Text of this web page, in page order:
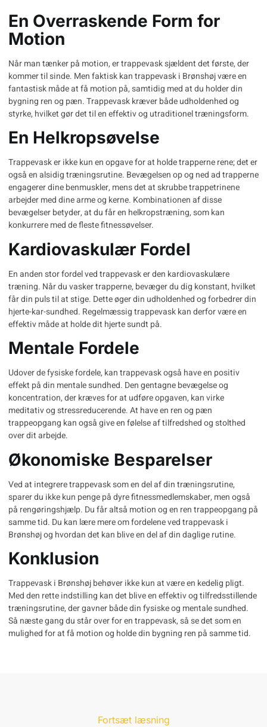
En Overraskende Form for
Motion
Når man tænker på motion, er trappevask sjældent det første, der
kommer til sinde. Men faktisk kantrappevask i Brønshøjvære en
fantastisk måde at få motion på, samtidig med at du holder din
bygning ren og pæn. Trappevask kræver både udholdenhed og
styrke, hvilket gør det til en effektiv og utraditionel træningsform.
En Helkropsøvelse
Trappevask er ikke kun en opgave for at holde trapperne rene; det er
også en alsidig træningsrutine. Bevægelsen op og ned ad trapperne
engagerer dine benmuskler, mens det at skrubbe trappetrinene
arbejder med dine arme og kerne. Kombinationen af disse
bevægelser betyder, at du får en helkropstræning, som kan
konkurrere med de fleste fitnessøvelser.
Kardiovaskulær Fordel
En anden stor fordel ved trappevask er den kardiovaskulære
træning. Når du vasker trapperne, bevæger du dig konstant, hvilket
får din puls til at stige. Dette øger din udholdenhed og forbedrer din
hjerte-kar-sundhed. Regelmæssig trappevask kan derfor være en
effektiv måde at holde dit hjerte sundt på.
Mentale Fordele
Udover de fysiske fordele, kan trappevask også have en positiv
effekt på din mentale sundhed. Den gentagne bevægelse og
koncentration, der kræves for at udføre opgaven, kan virke
meditativ og stressreducerende. At have en ren og pæn
trappeopgang kan også give en følelse af tilfredshed og stolthed
over dit arbejde.
Økonomiske Besparelser
Ved at integrere trappevask som en del af din træningsrutine,
sparer du ikke kun penge på dyre fitnessmedlemskaber, men også
på rengøringshjælp. Du får altså motion og en ren trappeopgang på
samme tid. Du kan lære mere om fordelene vedtrappevask i
Brønshøjog hvordan det kan blive en del af din daglige rutine.
Konklusion
Trappevask i Brønshøj behøver ikke kun at være en kedelig pligt.
Med den rette indstilling kan det blive en effektiv og tilfredsstillende
træningsrutine, der gavner både din fysiske og mentale sundhed.
Så næste gang du står over for en trappevask, så se det som en
mulighed for at få motion og holde din bygning ren på samme tid.
Fortsæt læsning